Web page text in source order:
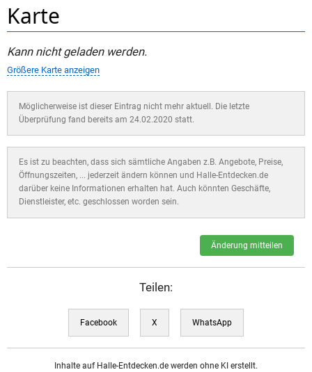
Karte
Kann nicht geladen werden.
Größere Karte anzeigen
Möglicherweise ist dieser Eintrag nicht mehr aktuell. Die letzte
Überprüfung fand bereits am 24.02.2020 statt.
Es ist zu beachten, dass sich sämtliche Angaben z.B. Angebote, Preise,
Öffnungszeiten, ... jederzeit ändern können und Halle-Entdecken.de
darüber keine Informationen erhalten hat. Auch könnten Geschäfte,
Dienstleister, etc. geschlossen worden sein.
Änderung mitteilen
Teilen:
Facebook X WhatsApp
Inhalte auf Halle-Entdecken.de werden ohne KI erstellt.